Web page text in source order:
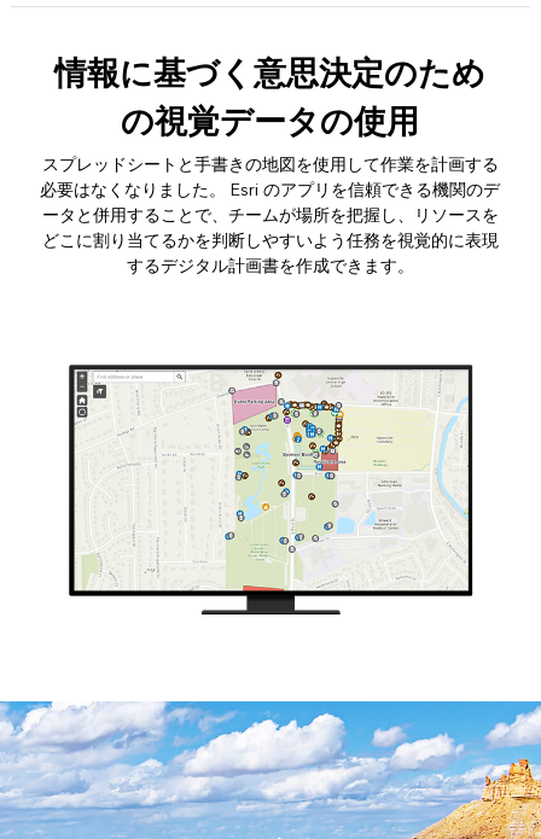
情報に基づく意思決定のため
の視覚データの使用
スプレッドシートと手書きの地図を使用して作業を計画する
必要はなくなりました。 Esri のアプリを信頼できる機関のデ
ータと併用することで、チームが場所を把握し、リソースを
どこに割り当てるかを判断しやすいよう任務を視覚的に表現
するデジタル計画書を作成できます。